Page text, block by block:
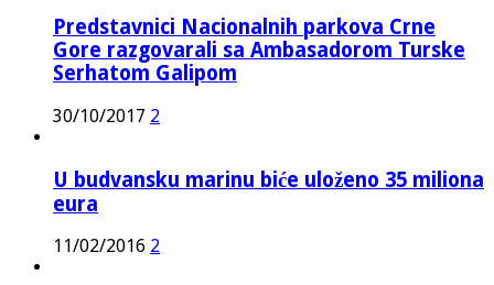
Predstavnici Nacionalnih parkova Crne
Gore razgovarali sa Ambasadorom Turske
Serhatom Galipom
30/10/2017 2
U budvansku marinu biće uloženo 35 miliona
eura
11/02/2016 2